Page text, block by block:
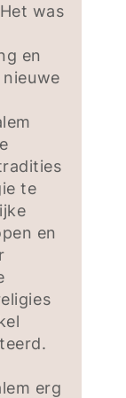
was
en
te
en
erg